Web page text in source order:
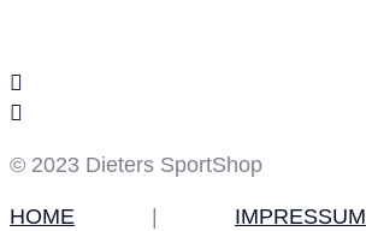
© 2023 Dieters SportShop
HOME IMPRESSUM